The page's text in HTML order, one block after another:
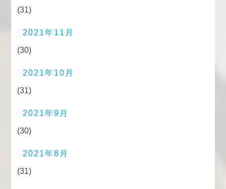
(31)
2021年11月
(30)
2021年10月
(31)
2021年9月
(30)
2021年8月
(31)